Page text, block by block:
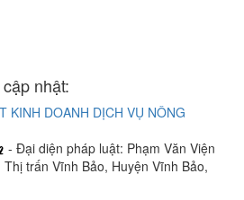
nhật:
KINH DOANH DỊCH VỤ NÔNG
- Đại diện pháp luật: Phạm Văn Viện
trấn Vĩnh Bảo, Huyện Vĩnh Bảo,